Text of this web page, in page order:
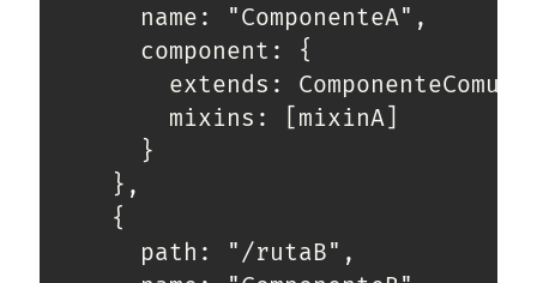
Si deseas vender publicidad en tu propio blog o página
web, te recomiendo usar
monetizar tu página.
      name: "ComponenteA",
      component: {
        extends: ComponenteComun,
        mixins: [mixinA]
      }
    },
    {
      path: "/rutaB",